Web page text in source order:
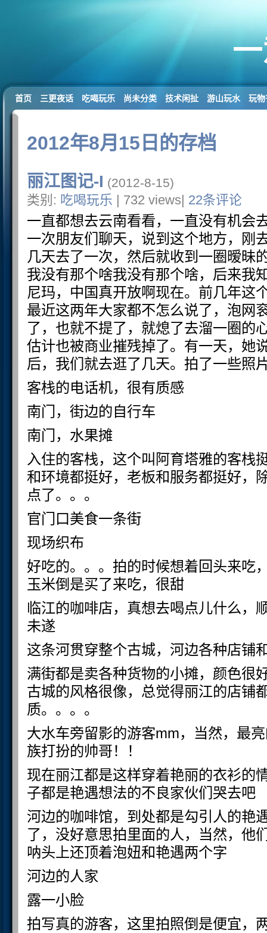
首页 三更夜话 吃喝玩乐 尚未分类 技术闲扯 游山玩水 玩物
2012年8月15日的存档
丽江图记-I (2012-8-15)
类别: 吃喝玩乐 | 732 views| 22条评论
一直都想去云南看看，一直没有机会
一次朋友们聊天，说到这个地方，刚
几天去了一次，然后就收到一圈暧昧
我没有那个啥我没有那个啥，后来我
尼玛，中国真开放啊现在。前几年这
最近这两年大家都不怎么说了，泡网
了，也就不提了，就熄了去溜一圈的
估计也被商业摧残掉了。有一天，她
后，我们就去逛了几天。拍了一些照
客栈的电话机，很有质感
南门，街边的自行车
南门，水果摊
入住的客栈，这个叫阿育塔雅的客栈
和环境都挺好，老板和服务都挺好，
点了。。。
官门口美食一条街
现场织布
好吃的。。。拍的时候想着回头来吃
玉米倒是买了来吃，很甜
临江的咖啡店，真想去喝点儿什么，
未遂
这条河贯穿整个古城，河边各种店铺
满街都是卖各种货物的小摊，颜色很
古城的风格很像，总觉得丽江的店铺
质。。。。
大水车旁留影的游客mm，当然，最
族打扮的帅哥！！
现在丽江都是这样穿着艳丽的衣衫的
子都是艳遇想法的不良家伙们哭去吧
河边的咖啡馆，到处都是勾引人的艳
了，没好意思拍里面的人，当然，他
呐头上还顶着泡妞和艳遇两个字
河边的人家
露一小脸
拍写真的游客，这里拍照倒是便宜，